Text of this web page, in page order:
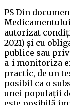
PS Din
autorizat
2021) și cu
publice sau
a-i monitoriza
practic, de un
posibil ca o
unei populații